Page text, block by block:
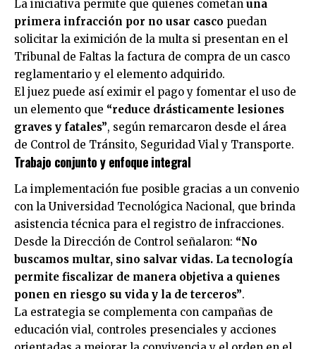
La iniciativa permite que quienes cometan una
primera infracción por no usar casco puedan
solicitar la eximición de la multa si presentan en el
Tribunal de Faltas la factura de compra de un casco
reglamentario y el elemento adquirido.
El juez puede así eximir el pago y fomentar el uso de
un elemento que “reduce drásticamente lesiones
graves y fatales”, según remarcaron desde el área
de Control de Tránsito, Seguridad Vial y Transporte.
Trabajo conjunto y enfoque integral
La implementación fue posible gracias a un convenio
con la Universidad Tecnológica Nacional, que brinda
asistencia técnica para el registro de infracciones.
Desde la Dirección de Control señalaron: “No
buscamos multar, sino salvar vidas. La tecnología
permite fiscalizar de manera objetiva a quienes
ponen en riesgo su vida y la de terceros”.
La estrategia se complementa con campañas de
educación vial, controles presenciales y acciones